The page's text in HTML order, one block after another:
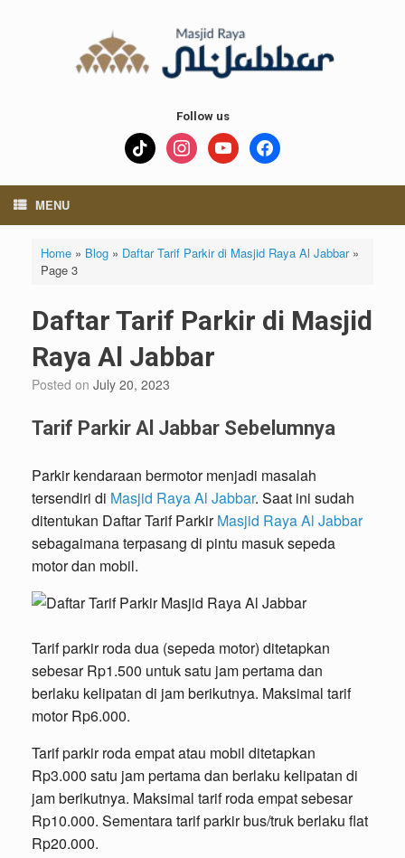
Follow us
tiktok instagramyoutube facebook
MENU
Home» Blog» Daftar Tarif Parkir di Masjid Raya Al Jabbar»
Page 3
Daftar Tarif Parkir di Masjid
Raya Al Jabbar
Posted on July 20, 2023
Tarif Parkir Al Jabbar Sebelumnya
Parkir kendaraan bermotor menjadi masalah
tersendiri di Masjid Raya Al Jabbar. Saat ini sudah
ditentukan Daftar Tarif ParkirMasjid Raya Al Jabbar
sebagaimana terpasang di pintu masuk sepeda
motor dan mobil.
Tarif parkir roda dua (sepeda motor) ditetapkan
sebesar Rp1.500 untuk satu jam pertama dan
berlaku kelipatan di jam berikutnya. Maksimal tarif
motor Rp6.000.
Tarif parkir roda empat atau mobil ditetapkan
Rp3.000 satu jam pertama dan berlaku kelipatan di
jam berikutnya. Maksimal tarif roda empat sebesar
Rp10.000. Sementara tarif parkir bus/truk berlaku flat
Rp20.000.